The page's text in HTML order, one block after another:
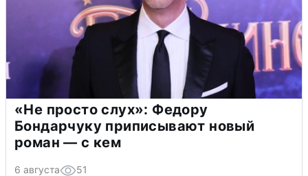
«Не просто слух»: Федору
Бондарчуку приписывают новый
роман — с кем
6 августа 51